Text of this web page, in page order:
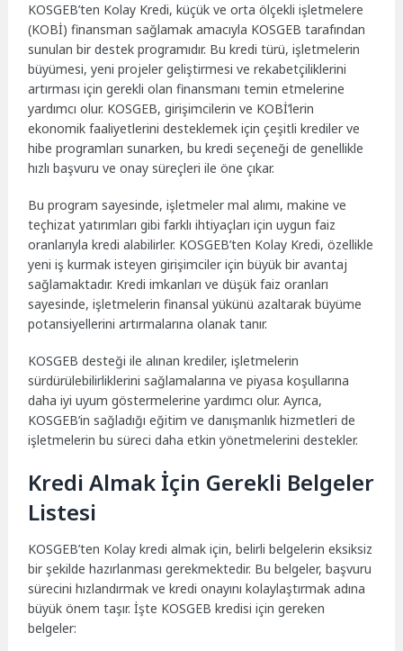
KOSGEB’ten Kolay Kredi, küçük ve orta ölçekli işletmelere
(KOBİ) finansman sağlamak amacıyla KOSGEB tarafından
sunulan bir destek programıdır. Bu kredi türü, işletmelerin
büyümesi, yeni projeler geliştirmesi ve rekabetçiliklerini
artırması için gerekli olan finansmanı temin etmelerine
yardımcı olur. KOSGEB, girişimcilerin ve KOBİ’lerin
ekonomik faaliyetlerini desteklemek için çeşitli krediler ve
hibe programları sunarken, bu kredi seçeneği de genellikle
hızlı başvuru ve onay süreçleri ile öne çıkar.
Bu program sayesinde, işletmeler mal alımı, makine ve
teçhizat yatırımları gibi farklı ihtiyaçları için uygun faiz
oranlarıyla kredi alabilirler. KOSGEB’ten Kolay Kredi, özellikle
yeni iş kurmak isteyen girişimciler için büyük bir avantaj
sağlamaktadır. Kredi imkanları ve düşük faiz oranları
sayesinde, işletmelerin finansal yükünü azaltarak büyüme
potansiyellerini artırmalarına olanak tanır.
KOSGEB desteği ile alınan krediler, işletmelerin
sürdürülebilirliklerini sağlamalarına ve piyasa koşullarına
daha iyi uyum göstermelerine yardımcı olur. Ayrıca,
KOSGEB’in sağladığı eğitim ve danışmanlık hizmetleri de
işletmelerin bu süreci daha etkin yönetmelerini destekler.
Kredi Almak İçin Gerekli Belgeler
Listesi
KOSGEB’ten Kolay kredi almak için, belirli belgelerin eksiksiz
bir şekilde hazırlanması gerekmektedir. Bu belgeler, başvuru
sürecini hızlandırmak ve kredi onayını kolaylaştırmak adına
büyük önem taşır. İşte KOSGEB kredisi için gereken
belgeler: